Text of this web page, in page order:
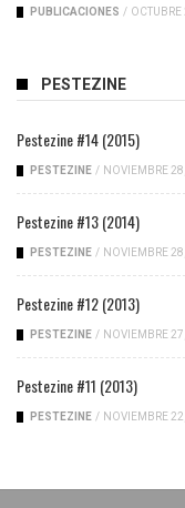
PUBLICACIONES /
PESTEZINE
Pestezine #14 (2015)
PESTEZINE / NOVIEMBRE
Pestezine #13 (2014)
PESTEZINE / NOVIEMBRE
Pestezine #12 (2013)
PESTEZINE / NOVIEMBRE
Pestezine #11 (2013)
PESTEZINE / NOVIEMBRE